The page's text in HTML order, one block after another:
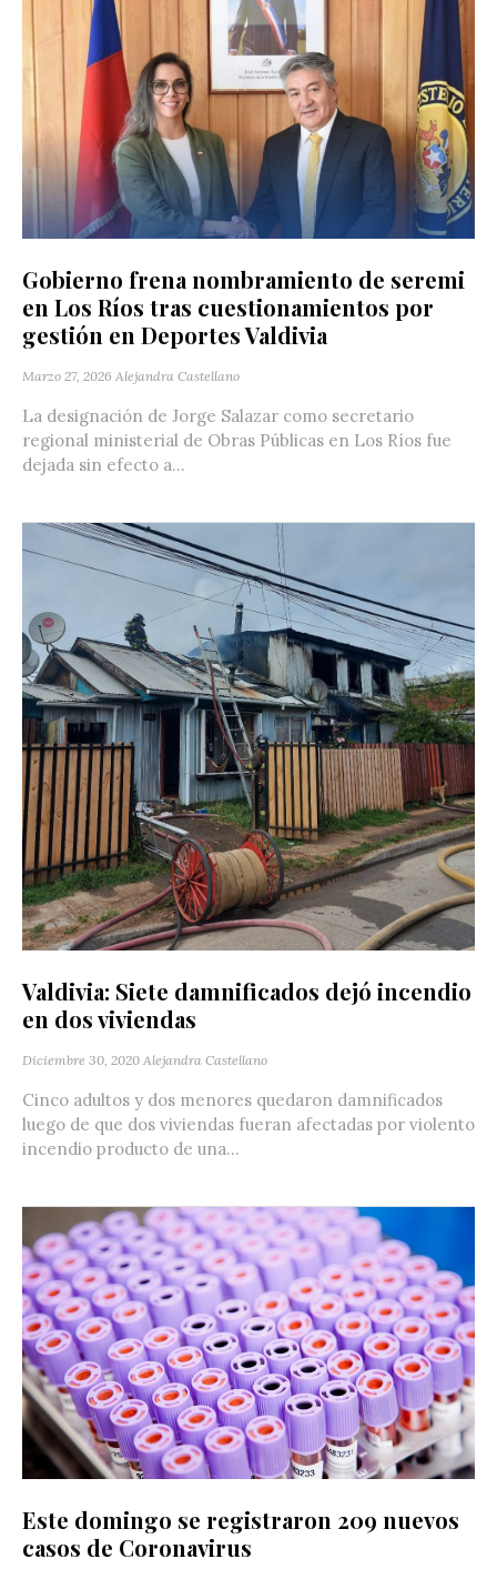
Gobierno frena nombramiento de seremi
en Los Ríos tras cuestionamientos por
gestión en Deportes Valdivia
Marzo 27, 2026 Alejandra Castellano
La designación de Jorge Salazar como secretario
regional ministerial de Obras Públicas en Los Ríos fue
dejada sin efecto a...
Valdivia: Siete damnificados dejó incendio
en dos viviendas
Diciembre 30, 2020 Alejandra Castellano
Cinco adultos y dos menores quedaron damnificados
luego de que dos viviendas fueran afectadas por violento
incendio producto de una...
Este domingo se registraron 209 nuevos
casos de Coronavirus